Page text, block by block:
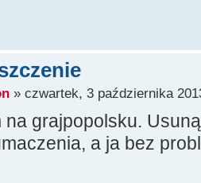
» czwartek, 3 października
grajpopolsku.
a ja bez